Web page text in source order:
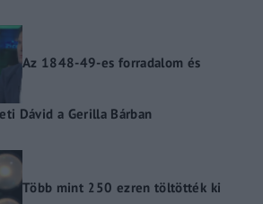
Az 1848-49-es forradalom és
Dávid a Gerilla Bárban
Több mint 250 ezren töltötték ki